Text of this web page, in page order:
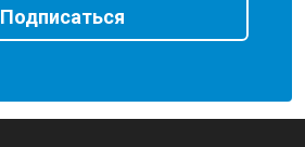
Подписаться